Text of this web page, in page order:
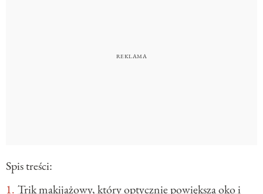
Spis treści:
Trik makijażowy, który optycznie powiększa oko i